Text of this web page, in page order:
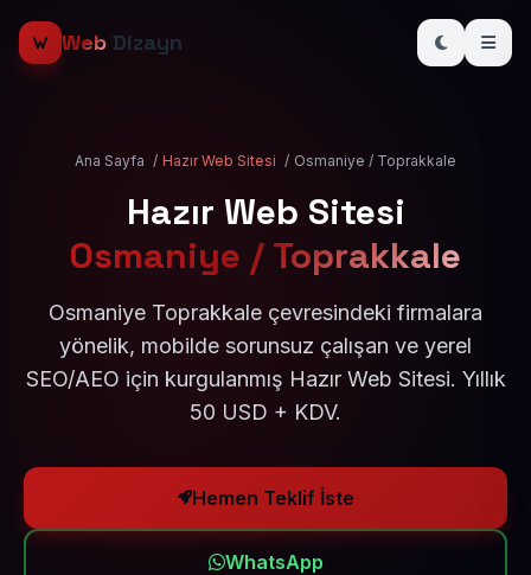
Web Dizayn
Ana Sayfa / Hazır Web Sitesi / Osmaniye / Toprakkale
Hazır Web Sitesi
Osmaniye / Toprakkale
Osmaniye Toprakkale çevresindeki firmalara
yönelik, mobilde sorunsuz çalışan ve yerel
SEO/AEO için kurgulanmış Hazır Web Sitesi. Yıllık
50 USD + KDV.
Hemen Teklif İste
WhatsApp